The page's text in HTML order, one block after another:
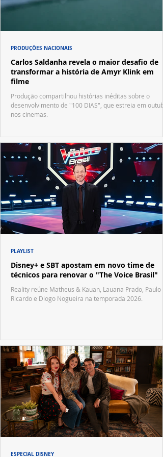
Carlos Saldanha revela o maior desafio de
transformar a história de Amyr Klink em
filme
Produção compartilhou histórias inéditas sobre o
desenvolvimento de "100 DIAS", que estreia em
nos cinemas.
PRODUÇÕES NACIONAIS
Disney+ e SBT apostam em novo time de
técnicos para renovar o "The Voice Brasil"
Reality reúne Matheus & Kauan, Lauana Prado, Paulo
Ricardo e Diogo Nogueira na temporada 2026.
PLAYLIST
ESPECIAL DISNEY